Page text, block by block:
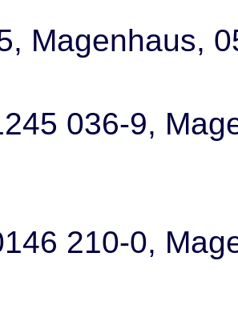
Magenhaus,
036-9,
210-0,